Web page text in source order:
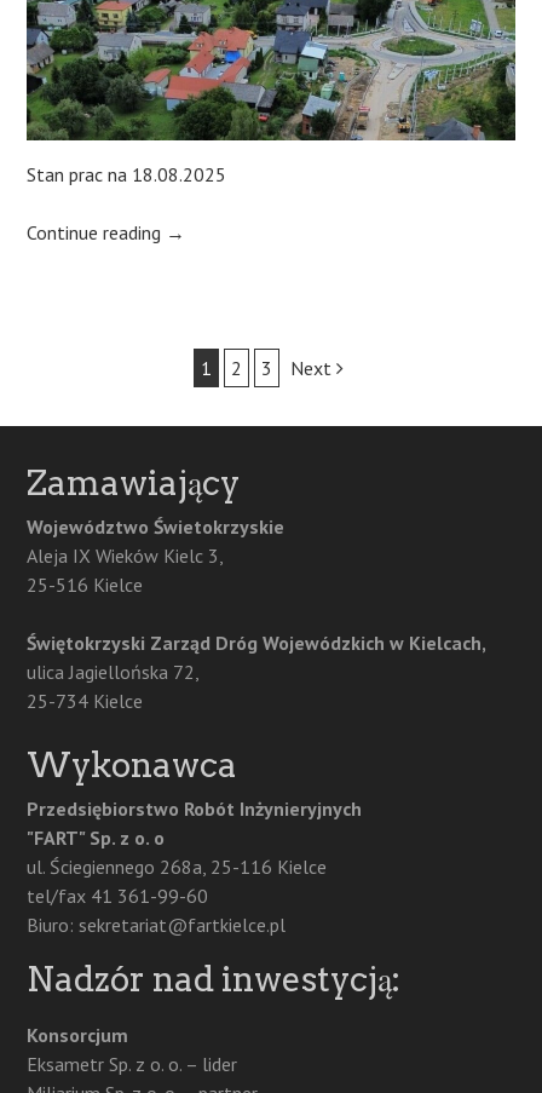
Stan prac na 18.08.2025
Continue reading →
1 2 3 Next
Zamawiający
Województwo Świetokrzyskie
Aleja IX Wieków Kielc 3,
25-516 Kielce
Świętokrzyski Zarząd Dróg Wojewódzkich w Kielcach,
ulica Jagiellońska 72,
25-734 Kielce
Wykonawca
Przedsiębiorstwo Robót Inżynieryjnych
"FART" Sp. z o. o
ul. Ściegiennego 268a, 25-116 Kielce
tel/fax 41 361-99-60
Biuro: sekretariat@fartkielce.pl
Nadzór nad inwestycją:
Konsorcjum
Eksametr Sp. z o. o. – lider